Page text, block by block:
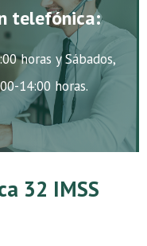
telefónica:
horas y Sábados,
14:00 horas.
32 IMSS